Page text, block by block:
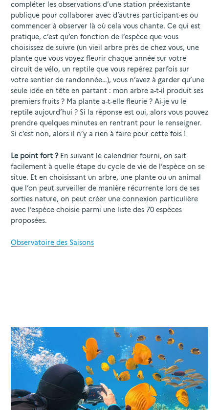
compléter les observations d’une station préexistante
publique pour collaborer avec d’autres participant·es ou
commencer à observer là où cela vous chante. Ce qui est
pratique, c’est qu’en fonction de l’espèce que vous
choisissez de suivre (un vieil arbre près de chez vous, une
plante que vous voyez fleurir chaque année sur votre
circuit de vélo, un reptile que vous repérez parfois sur
votre sentier de randonnée…), vous n’avez à garder qu’une
seule idée en tête en partant : mon arbre a-t-il produit ses
premiers fruits ? Ma plante a-t-elle fleurie ? Ai-je vu le
reptile aujourd’hui ? Si la réponse est oui, alors vous pouvez
prendre quelques minutes en rentrant pour le renseigner.
Si c’est non, alors il n’y a rien à faire pour cette fois !
Le point fort ?En suivant le calendrier fourni, on sait
facilement à quelle étape du cycle de vie de l’espèce on se
situe. Et en choisissant un arbre, une plante ou un animal
que l’on peut surveiller de manière récurrente lors de ses
sorties nature, on peut créer une connexion particulière
avec l’espèce choisie parmi une liste des 70 espèces
proposées.
Observatoire des Saisons